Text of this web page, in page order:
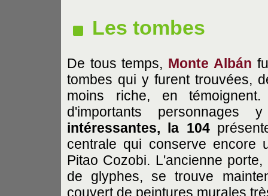
Les tombes
De tous temps, Monte Albán
tombes qui y furent trouvées,
moins riche, en
d'importants
intéressantes, la 104
centrale qui conserve encore
Pitao Cozobi. L'ancienne
de glyphes, se trouve
couvert de peintures murales